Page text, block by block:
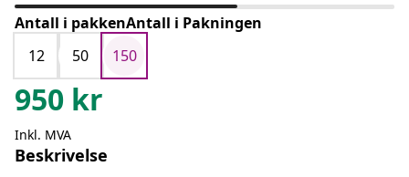
Antall i pakkenAntall i Pakningen
12
50 150
950 kr
Inkl. MVA
Beskrivelse